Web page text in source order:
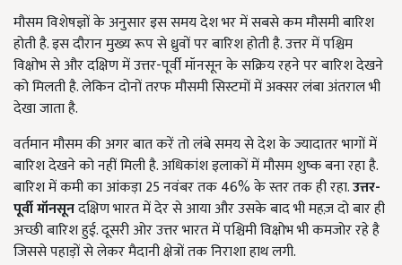
मौसम विशेषज्ञों के अनुसार इस समय देश भर में सबसे कम मौसमी बारिश
होती है. इस दौरान मुख्य रूप से ध्रुवों पर बारिश होती है. उत्तर में पश्चिम
विक्षोभ से और दक्षिण में उत्तर-पूर्वी मॉनसून के सक्रिय रहने पर बारिश देखने
को मिलती है. लेकिन दोनों तरफ मौसमी सिस्टमों में अक्सर लंबा अंतराल भी
देखा जाता है.
वर्तमान मौसम की अगर बात करें तो लंबे समय से देश के ज्यादातर भागों में
बारिश देखने को नहीं मिली है. अधिकांश इलाकों में मौसम शुष्क बना रहा है.
बारिश में कमी का आंकड़ा 25 नवंबर तक 46% के स्तर तक ही रहा.उत्तर-
पूर्वी मॉनसूनदक्षिण भारत में देर से आया और उसके बाद भी महज़ दो बार ही
अच्छी बारिश हुई. दूसरी ओर उत्तर भारत में पश्चिमी विक्षोभ भी कमजोर रहे है
जिससे पहाड़ों से लेकर मैदानी क्षेत्रों तक निराशा हाथ लगी.